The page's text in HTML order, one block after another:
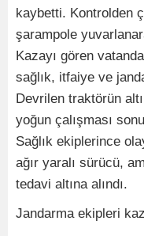
kaybetti. Kontrolden
şarampole
Kazayı gören
sağlık, itfaiye ve
Devrilen traktörün
yoğun çalışması
Sağlık ekiplerince
ağır yaralı sürücü,
tedavi altına alındı.
Jandarma ekipleri